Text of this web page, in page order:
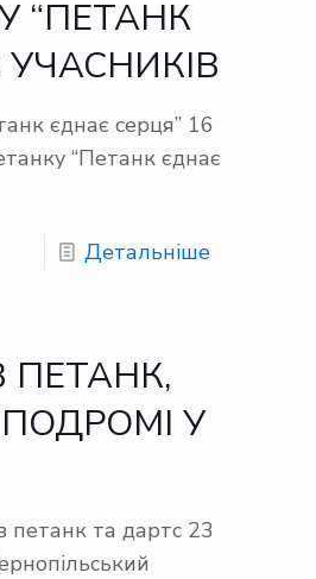
“ПЕТАНК
єднає серця” 16
“Петанк єднає
Детальніше
ПЕТАНК,
У
петанк та дартс 23